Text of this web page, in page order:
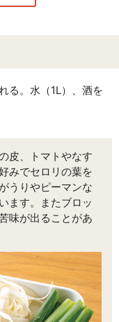
る。水（1L）、酒を
皮、トマトやなす
みでセロリの葉を
うりやピーマンな
ます。またブロッ
味が出ることがあ